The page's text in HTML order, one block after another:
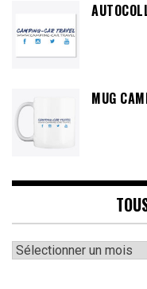
MUG
Tous
les